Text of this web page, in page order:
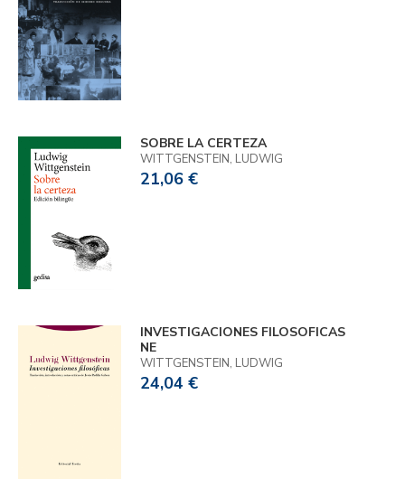
SOBRE LA CERTEZA
WITTGENSTEIN, LUDWIG
21,06 €
INVESTIGACIONES FILOSOFICAS
NE
WITTGENSTEIN, LUDWIG
24,04 €